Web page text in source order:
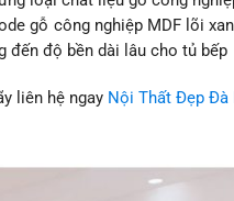
gỗ công nghiệp MDF lõi
đến độ bền dài lâu cho tủ bếp
liên hệ ngay Nội Thất Đẹp Đà